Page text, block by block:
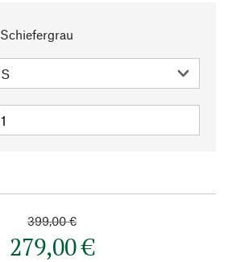
Schiefergrau
399,00 €
279,00 €